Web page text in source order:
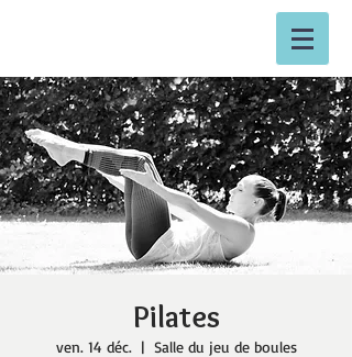
Pilates
ven. 14 déc.
  |
Salle du jeu de boules